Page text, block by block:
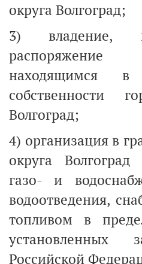
округа Волгоград;
3) владение,
находящимся в
собственности
Волгоград;
4) организация в
округа Волгоград
газо- и
водоотведения,
топливом в
установленных
Российской